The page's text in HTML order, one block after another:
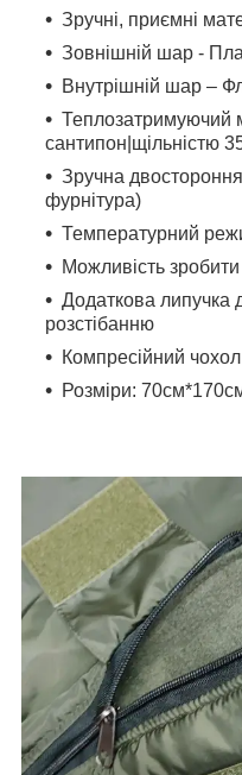
Зручні, приємні
Зовнішній шар -
Внутрішній шар –
Теплозатримуючий
сантипон|щільністю
Зручна
фурнітура)
Температурний
Можливість
Додаткова липучка
розстібанню
Компресійний чохол
Розміри: